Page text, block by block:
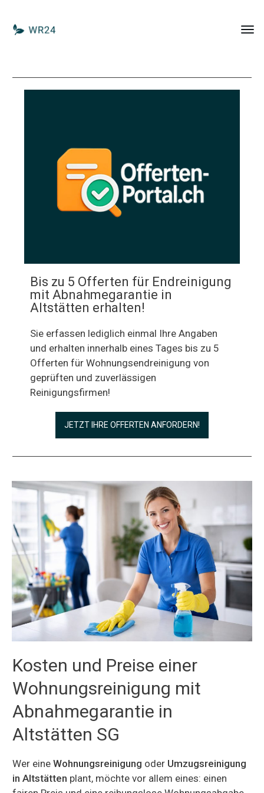
Bis zu 5 Offerten für Endreinigung
mit Abnahmegarantie in
Altstätten erhalten!
Sie erfassen lediglich einmal Ihre Angaben
und erhalten innerhalb eines Tages bis zu 5
Offerten für Wohnungsendreinigung von
geprüften und zuverlässigen
Reinigungsfirmen!
JETZT IHRE OFFERTEN ANFORDERN!
Kosten und Preise einer
Wohnungsreinigung mit
Abnahmegarantie in
Altstätten SG
Wer eine Wohnungsreinigung oder Umzugsreinigung
in Altstätten plant, möchte vor allem eines: einen